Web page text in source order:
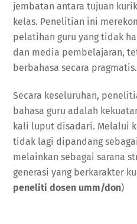
jembatan antara tujuan
kelas. Penelitian ini
pelatihan guru yang tidak
dan media pembelajaran,
berbahasa secara pragmatis.
Secara keseluruhan,
bahasa guru adalah
kali luput disadari. Melalui
tidak lagi dipandang
melainkan sebagai sarana
generasi yang berkarakter
peneliti dosen umm/don)